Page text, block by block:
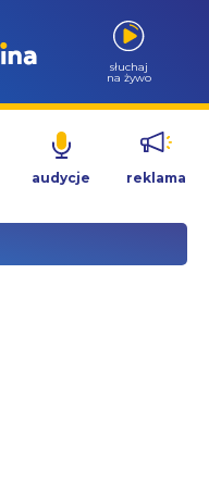
słuchaj
na żywo
audycje reklama